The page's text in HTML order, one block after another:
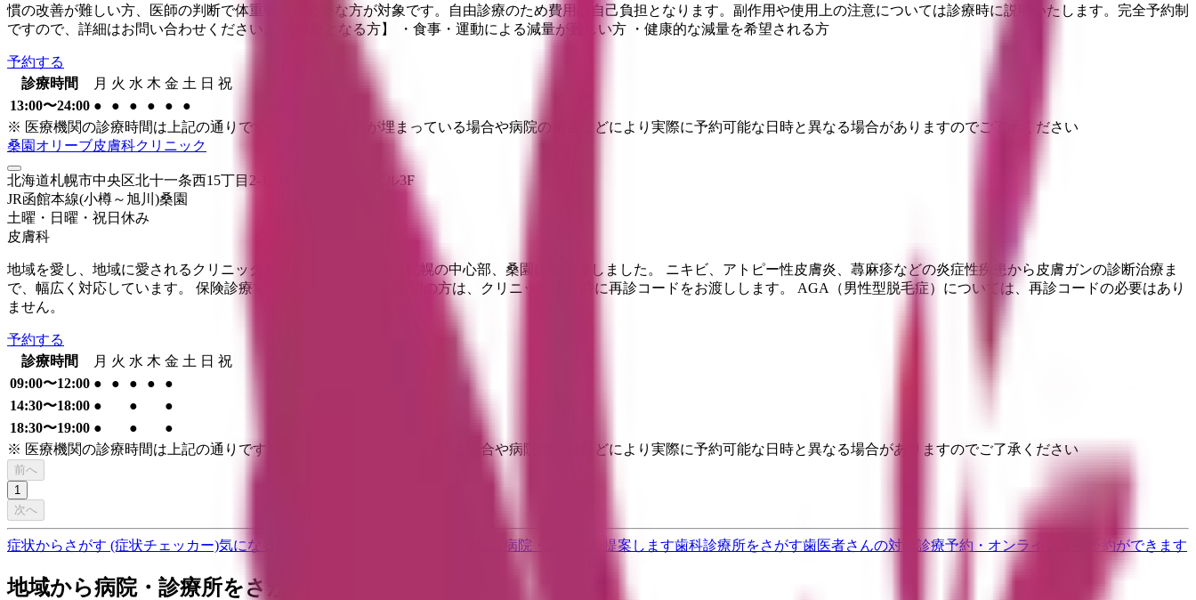
慣の改善が難しい方、医師の判断で体重管理が必要な方が対象です。自由診療のため費用は自己負担となります。副作用や使用上の注意については診療時に説明いたします。完全予約制
ですので、詳細はお問い合わせください。 【対象となる方】 ・食事・運動による減量が難しい方 ・健康的な減量を希望される方
予約する
診療時間
月 火 水 木 金 土 日 祝
13:00〜24:00 ● ● ● ● ●
●
※ 医療機関の診療時間は上記の通りですが、すでに予約が埋まっている場合や病院の都合などにより実際に予約可能な日時と異なる場合がありますのでご了承ください
桑園オリーブ皮膚科クリニック
北海道札幌市中央区北十一条西15丁目2-1 サンエーアインビル3F
JR函館本線(小樽～旭川)桑園
土曜・日曜・祝日 休み
皮膚科
地域を愛し、地域に愛されるクリニックを目指して、2014年に札幌の中心部、桑園にて開業しました。 ニキビ、アトピー性皮膚炎、蕁麻疹などの炎症性疾患から皮膚ガンの診断治療ま
で、幅広く対応しています。 保険診療でオンライン診療をご希望の方は、クリニック受診時に再診コードをお渡しします。 AGA（男性型脱毛症）については、再診コードの必要はあり
ません。
予約する
診療時間
月 火 水 木 金 土 日 祝
09:00〜12:00 ● ● ● ●
●
14:30〜18:00 ● ●
●
18:30〜19:00 ● ●
●
※ 医療機関の診療時間は上記の通りですが、すでに予約が埋まっている場合や病院の都合などにより実際に予約可能な日時と異なる場合がありますのでご了承ください
前へ
1
次へ
症状からさがす (症状チェッカー)気になる症状から調べ、結果をもとに適切な病院・診療所を提案します歯科診療所をさがす歯医者さんの対面診療予約・オンライン診療予約ができます
地域から病院・診療所をさがす